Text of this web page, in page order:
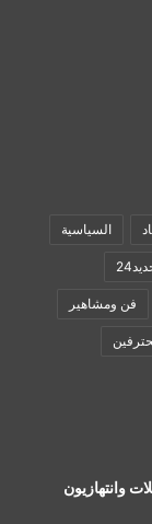
السياسية
فن ومشاهير
وانتهازيون